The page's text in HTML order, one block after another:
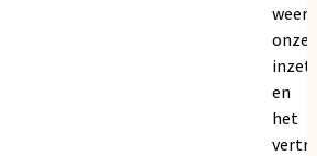
onze
inzet
en
het